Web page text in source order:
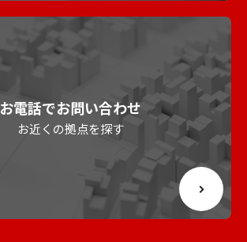
お電話でお問い合わせ
お近くの拠点を探す